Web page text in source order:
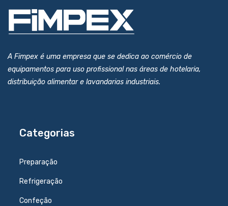
A Fimpex é uma empresa que se dedica ao comércio de
equipamentos para uso profissional nas áreas de hotelaria,
distribuição alimentar e lavandarias industriais.
Categorias
Preparação
Refrigeração
Confeção